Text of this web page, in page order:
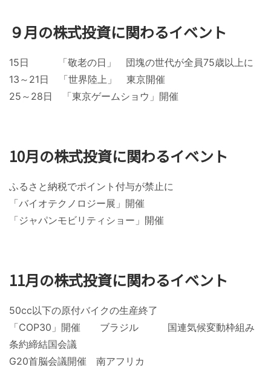
９月の株式投資に関わるイベント
15日 「敬老の日」 団塊の世代が全員75歳以上に
13～21日 「世界陸上」 東京開催
25～28日 「東京ゲームショウ」開催
10月の株式投資に関わるイベント
ふるさと納税でポイント付与が禁止に
「バイオテクノロジー展」開催
「ジャパンモビリティショー」開催
11月の株式投資に関わるイベント
50cc以下の原付バイクの生産終了
「COP30」開催 ブラジル 国連気候変動枠組み
条約締結国会議
G20首脳会議開催 南アフリカ